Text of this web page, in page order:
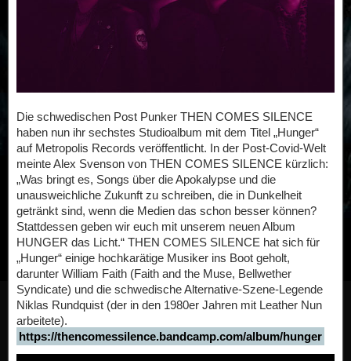
Die schwedischen Post Punker THEN COMES SILENCE
haben nun ihr sechstes Studioalbum mit dem Titel „Hunger“
auf Metropolis Records veröffentlicht. In der Post-Covid-Welt
meinte Alex Svenson von THEN COMES SILENCE kürzlich:
„Was bringt es, Songs über die Apokalypse und die
unausweichliche Zukunft zu schreiben, die in Dunkelheit
getränkt sind, wenn die Medien das schon besser können?
Stattdessen geben wir euch mit unserem neuen Album
HUNGER das Licht.“ THEN COMES SILENCE hat sich für
„Hunger“ einige hochkarätige Musiker ins Boot geholt,
darunter William Faith (Faith and the Muse, Bellwether
Syndicate) und die schwedische Alternative-Szene-Legende
Niklas Rundquist (der in den 1980er Jahren mit Leather Nun
arbeitete).
https://thencomessilence.bandcamp.com/album/hunger